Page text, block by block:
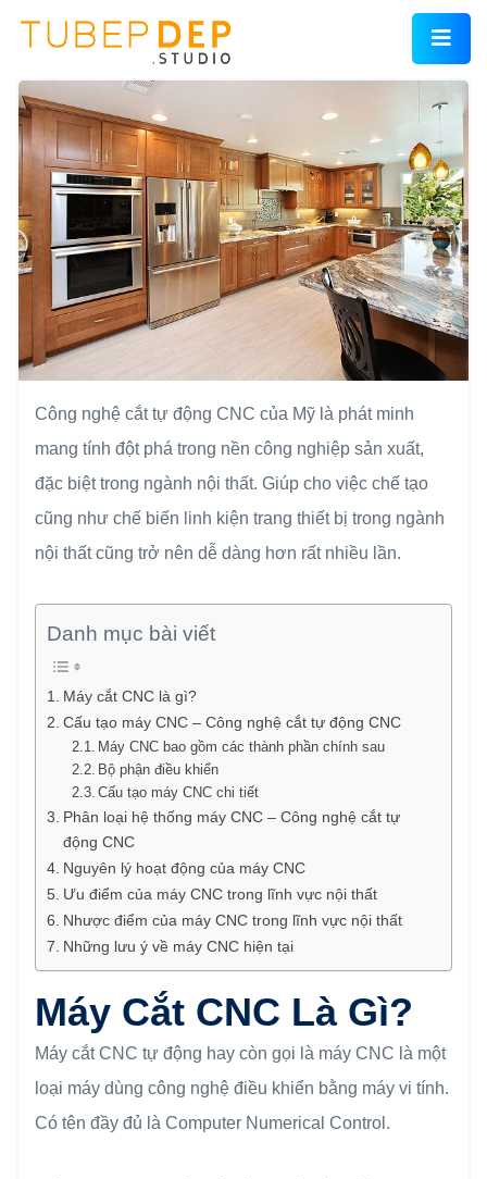
Công nghệ cắt tự động CNC của Mỹ là phát minh
mang tính đột phá trong nền công nghiệp sản xuất,
đặc biệt trong ngành nội thất. Giúp cho việc chế tạo
cũng như chế biến linh kiện trang thiết bị trong ngành
nội thất cũng trở nên dễ dàng hơn rất nhiều lần.
Danh mục bài viết
Máy cắt CNC là gì?
Cấu tạo máy CNC – Công nghệ cắt tự động CNC
Máy CNC bao gồm các thành phần chính sau
Bộ phận điều khiển
Cấu tạo máy CNC chi tiết
Phân loại hệ thống máy CNC – Công nghệ cắt tự
động CNC
Nguyên lý hoạt động của máy CNC
Ưu điểm của máy CNC trong lĩnh vực nội thất
Nhược điểm của máy CNC trong lĩnh vực nội thất
Những lưu ý về máy CNC hiện tại
Máy Cắt CNC Là Gì?
Máy cắt CNC tự động hay còn gọi là máy CNC là một
loại máy dùng công nghệ điều khiển bằng máy vi tính.
Có tên đầy đủ là Computer Numerical Control.